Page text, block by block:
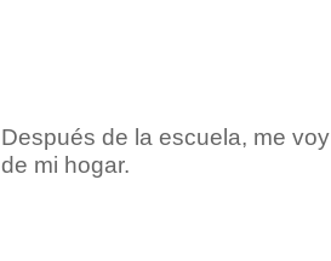
Después de la escuela, me
de mi hogar.